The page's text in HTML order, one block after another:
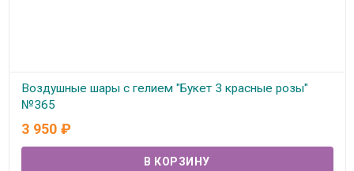
Воздушные шары с гелием "Букет 3 красные розы"
№365
В наличии
3 950 ₽